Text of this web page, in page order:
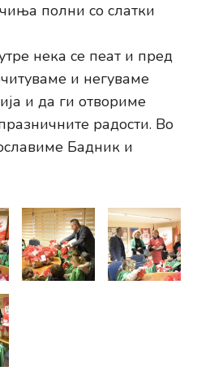
полни со слатки
нека се пеат и пред
и негуваме
и да ги отвориме
радости. Во
Бадник и